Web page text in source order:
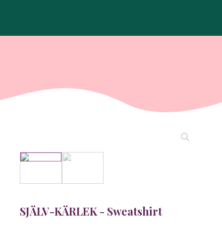
SJÄLV-KÄRLEK - Sweatshirt